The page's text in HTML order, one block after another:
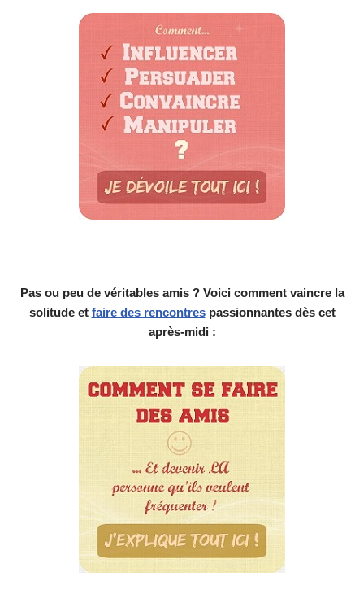
Pas ou peu de véritables amis ? Voici comment vaincre la
solitude et faire des rencontrespassionnantes dès cet
après-midi :